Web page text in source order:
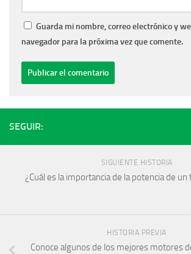
Guarda mi nombre, correo electrónico y
navegador para la próxima vez que comente.
SEGUIR:
SIGUIENTE HISTORIA
¿Cuál es la importancia de la potencia de un
HISTORIA PREVIA
Conoce algunos de los mejores motores